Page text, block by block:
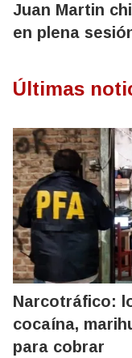
Juan Martin
en plena
Últimas
Narcotráfico:
cocaína,
para cobrar